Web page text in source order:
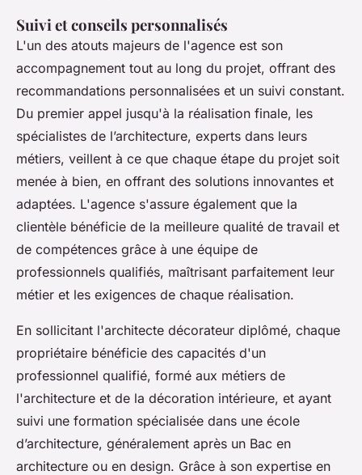
Suivi et conseils personnalisés
L'un des atouts majeurs de l'agence est son
accompagnement tout au long du projet, offrant des
recommandations personnalisées et un suivi constant.
Du premier appel jusqu'à la réalisation finale, les
spécialistes de l’architecture, experts dans leurs
métiers, veillent à ce que chaque étape du projet soit
menée à bien, en offrant des solutions innovantes et
adaptées. L'agence s'assure également que la
clientèle bénéficie de la meilleure qualité de travail et
de compétences grâce à une équipe de
professionnels qualifiés, maîtrisant parfaitement leur
métier et les exigences de chaque réalisation.
En sollicitant l'architecte décorateur diplômé, chaque
propriétaire bénéficie des capacités d'un
professionnel qualifié, formé aux métiers de
l'architecture et de la décoration intérieure, et ayant
suivi une formation spécialisée dans une école
d’architecture, généralement après un Bac en
architecture ou en design. Grâce à son expertise en